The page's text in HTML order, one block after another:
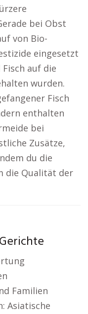
bei Obst
von Bio-
eingesetzt
auf die
wurden.
Fisch
enthalten
bei
Zusätze,
du die
die Qualität der
Familien
Asiatische